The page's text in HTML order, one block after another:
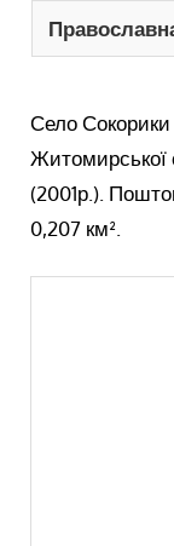
Село Сокорики
Житомирської
(2001р.).
0,207 км².